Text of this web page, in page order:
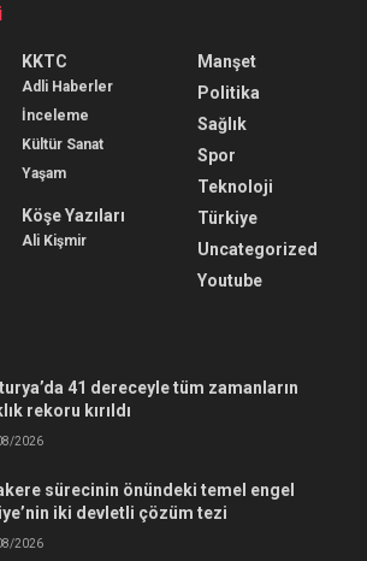
KKTC
Adli Haberler
İnceleme
Kültür Sanat
Yaşam
Köşe Yazıları
Ali Kişmir
Manşet
Politika
Sağlık
Spor
Teknoloji
Türkiye
Uncategorized
Youtube
41 dereceyle tüm zamanların
rekoru kırıldı
2026
sürecinin önündeki temel engel
iki devletli çözüm tezi
2026